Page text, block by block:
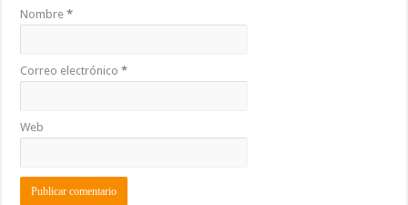
Nombre*
Correo electrónico*
Web